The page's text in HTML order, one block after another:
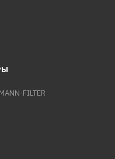
FILTER